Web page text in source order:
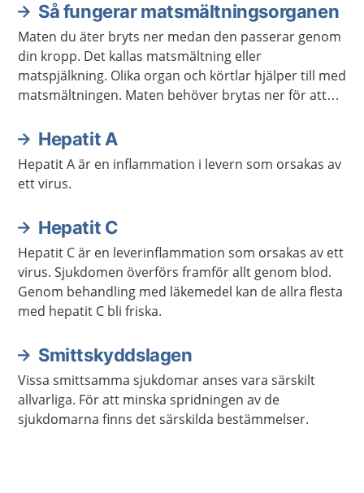
Aktuella artiklar
Så fungerar matsmältningsorganen
Maten du äter bryts ner medan den passerar genom
din kropp. Det kallas matsmältning eller
matspjälkning. Olika organ och körtlar hjälper till med
matsmältningen. Maten behöver brytas ner för att
innehåller.
Hepatit A
Hepatit A är en inflammation i levern som orsakas av
ett virus.
Hepatit C
Hepatit C är en leverinflammation som orsakas av ett
virus. Sjukdomen överförs framför allt genom blod.
Genom behandling med läkemedel kan de allra flesta
med hepatit C bli friska.
Smittskyddslagen
Vissa smittsamma sjukdomar anses vara särskilt
allvarliga. För att minska spridningen av de
sjukdomarna finns det särskilda bestämmelser.